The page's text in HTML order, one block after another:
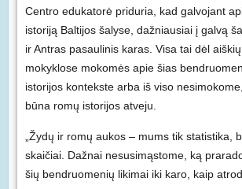
Centro edukatorė priduria, kad galvojant
istoriją Baltijos šalyse, dažniausiai į galvą
ir Antras pasaulinis karas. Visa tai dėl
mokyklose mokomės apie šias
istorijos kontekste arba iš viso
būna romų istorijos atveju.
„Žydų ir romų aukos – mums tik statistika,
skaičiai. Dažnai nesusimąstome, ką
šių bendruomenių likimai iki karo, kaip